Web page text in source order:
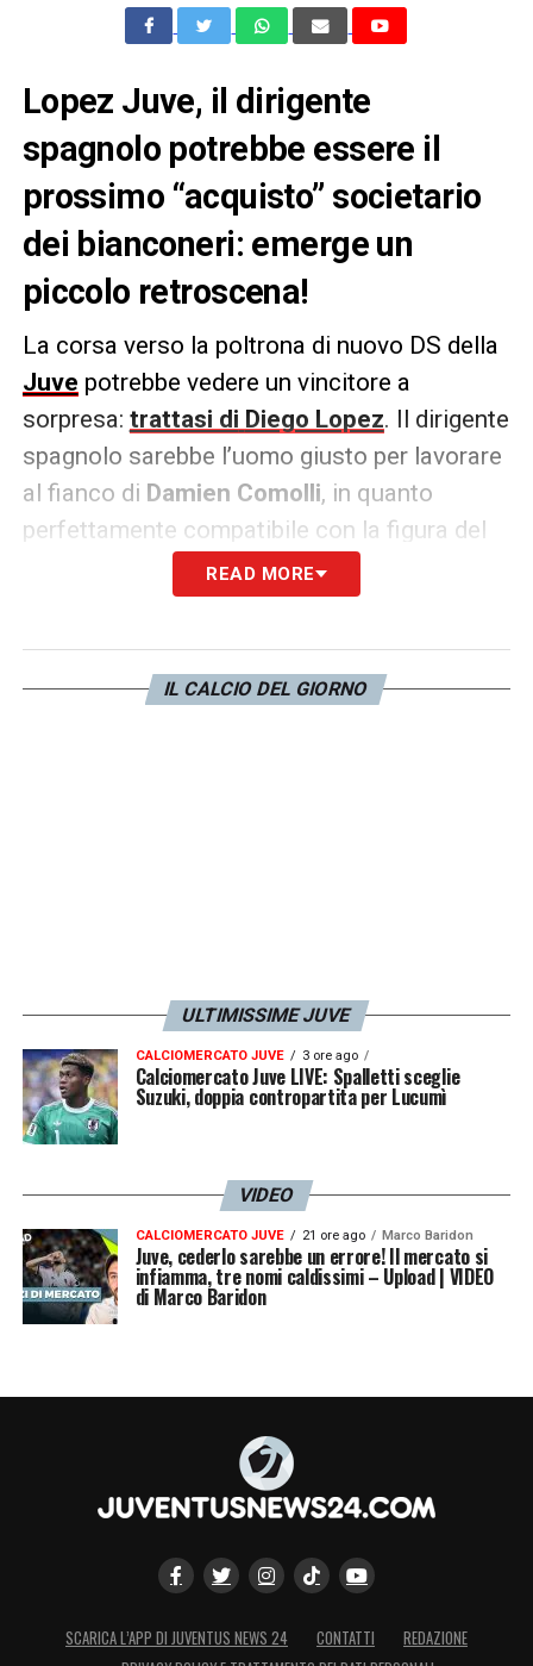
Lopez Juve, il dirigente
spagnolo potrebbe essere il
prossimo “acquisto” societario
dei bianconeri: emerge un
piccolo retroscena!
La corsa verso la poltrona di nuovo DS della
Juve potrebbe vedere un vincitore a
sorpresa: trattasi di Diego Lopez. Il dirigente
spagnolo sarebbe l’uomo giusto per lavorare
al fianco di Damien Comolli, in quanto
perfettamente compatibile con la figura del
direttore francese e in possesso di qualità
calcistiche e manageriali rilevanti. Queste
.
READ MORE
IL CALCIO DEL GIORNO
ULTIMISSIME JUVE
CALCIOMERCATO JUVE 3 ore ago
Calciomercato Juve LIVE: Spalletti sceglie
Suzuki, doppia contropartita per Lucumì
VIDEO
CALCIOMERCATO JUVE 21 ore ago Marco Baridon
Juve, cederlo sarebbe un errore! Il mercato si
infiamma, tre nomi caldissimi – Upload | VIDEO
di Marco Baridon
SCARICA L’APP DI JUVENTUS NEWS 24 CONTATTI
REDAZIONE